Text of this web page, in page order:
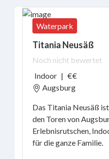
Waterpark
Titania Neusäß
Noch nicht bewertet
Indoor | €€
Augsburg
Das Titania Neusäß
den Toren von
Erlebnisrutschen,
für die ganze Familie.